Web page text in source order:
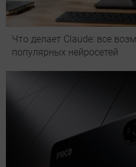
Что делает Сlaude: все
популярных нейросетей